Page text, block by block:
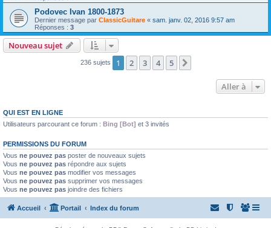
Podovec Ivan 1800-1873
Dernier message par ClassicGuitare « sam. janv. 02, 2016 9:57 am
Réponses : 3
Nouveau sujet
236 sujets 1 2 3 4 5
Aller à
QUI EST EN LIGNE
Utilisateurs parcourant ce forum : Bing [Bot] et 3 invités
PERMISSIONS DU FORUM
Vous ne pouvez pas poster de nouveaux sujets
Vous ne pouvez pas répondre aux sujets
Vous ne pouvez pas modifier vos messages
Vous ne pouvez pas supprimer vos messages
Vous ne pouvez pas joindre des fichiers
Accueil Portail Index du forum